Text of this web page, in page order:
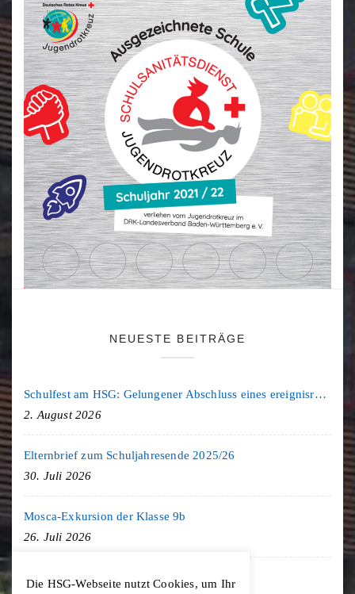
NEUESTE BEITRÄGE
Schulfest am HSG: Gelungener Abschluss eines ereignisreichen Schuljahres
2. August 2026
Elternbrief zum Schuljahresende 2025/26
30. Juli 2026
Mosca-Exkursion der Klasse 9b
26. Juli 2026
Freiburg-Exkursion des Geschichte LK
Die HSG-Webseite nutzt Cookies, um Ihr